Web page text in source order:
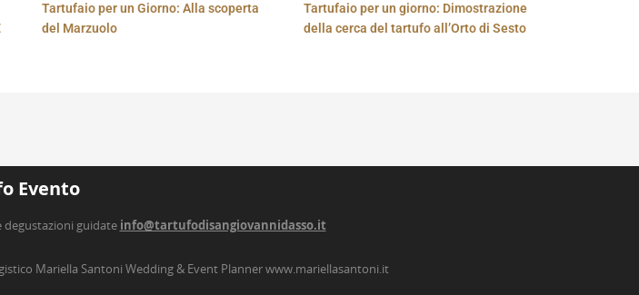
Tartufaio per un Giorno: Alla scoperta
del Marzuolo
Tartufaio per un giorno: Dimostrazione
della cerca del tartufo all’Orto di Sesto
Evento
degustazioni guidate info@tartufodisangiovannidasso.it
Mariella Santoni Wedding & Event Plannerwww.mariellasantoni.it